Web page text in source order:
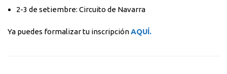
2-3 de setiembre: Circuito de Navarra
Ya puedes formalizar tu inscripciónAQUÍ.